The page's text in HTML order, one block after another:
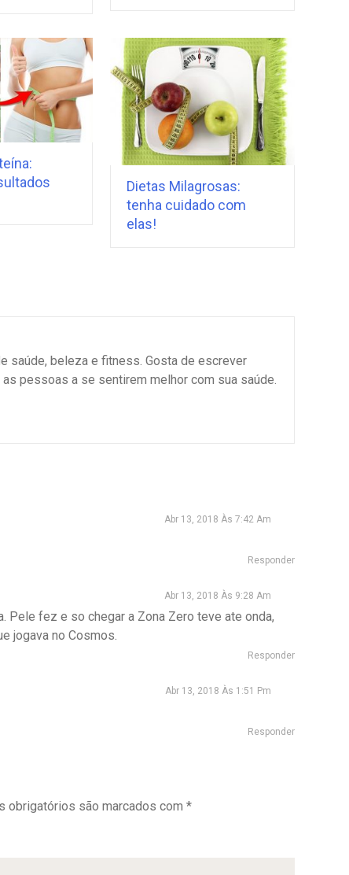
Dietas Milagrosas:
tenha cuidado com
elas!
saúde, beleza e fitness. Gosta de escrever
pessoas a se sentirem melhor com sua saúde.
Abr 13, 2018 Às 7:42 Am
Responder
Abr 13, 2018 Às 9:28 Am
Pele fez e so chegar a Zona Zero teve ate onda,
jogava no Cosmos.
Responder
Abr 13, 2018 Às 1:51 Pm
Responder
obrigatórios são marcados com *